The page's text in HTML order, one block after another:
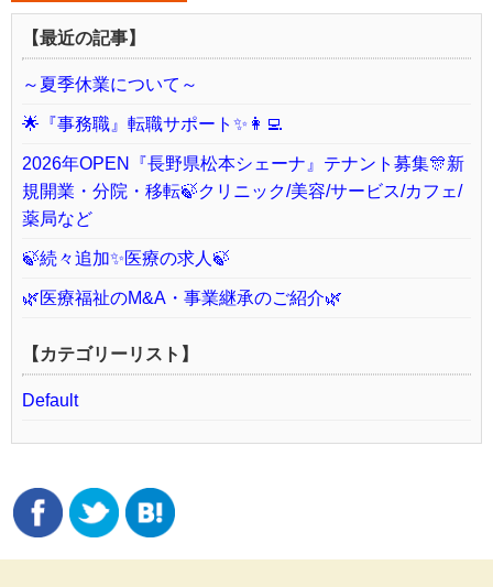
【最近の記事】
～夏季休業について～
🌟『事務職』転職サポート✨👩‍💻
2026年OPEN『長野県松本シェーナ』テナント募集🎊新
規開業・分院・移転🍃クリニック/美容/サービス/カフェ/
薬局など
🍃続々追加✨医療の求人🍃
🌿医療福祉のM&A・事業継承のご紹介🌿
【カテゴリーリスト】
Default